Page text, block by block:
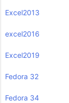
Excel2013
excel2016
Excel2019
Fedora 32
Fedora 34